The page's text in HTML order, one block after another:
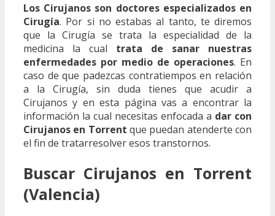
Los Cirujanos son doctores especializados en
Cirugía. Por si no estabas al tanto, te diremos
que la Cirugía se trata la especialidad de la
medicina la cual trata de sanar nuestras
enfermedades por medio de operaciones. En
caso de que padezcas contratiempos en relación
a la Cirugía, sin duda tienes que acudir a
Cirujanos y en esta página vas a encontrar la
información la cual necesitas enfocada a dar con
Cirujanos en Torrent que puedan atenderte con
el fin de tratarresolver esos transtornos.
Buscar Cirujanos en Torrent
(Valencia)